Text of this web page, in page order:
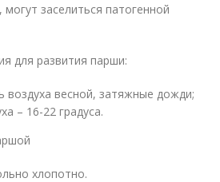
заселиться патогенной
для развития парши:
воздуха весной, затяжные дожди;
– 16-22 градуса.
хлопотно.